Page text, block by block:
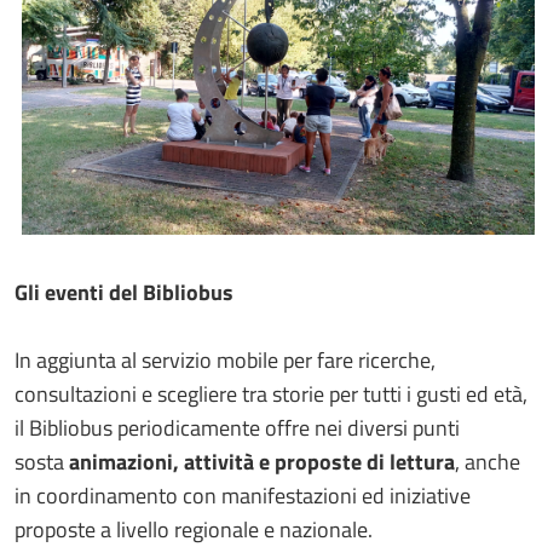
Gli eventi del Bibliobus
In aggiunta al servizio mobile per fare ricerche,
consultazioni e scegliere tra storie per tutti i gusti ed età,
il Bibliobus periodicamente offre nei diversi punti
sostaanimazioni, attività e proposte di lettura, anche
in coordinamento con manifestazioni ed iniziative
proposte a livello regionale e nazionale.